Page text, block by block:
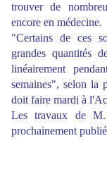
trouver de
encore en médecine.
"Certains de ces
grandes quantités
linéairement
semaines", selon la
doit faire mardi à
Les travaux de
prochainement